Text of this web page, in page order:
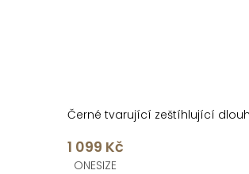
Černé tvarující zeštíhlující
1 099 Kč
ONESIZE